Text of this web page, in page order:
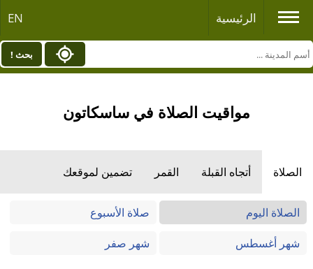
الرئيسية EN
بحث !
مواقيت الصلاة في ساسكاتون
الصلاة أتجاه القبلة القمر تضمين لموقعك
الصلاة اليوم
صلاة الأسبوع
شهر أغسطس
شهر صفر